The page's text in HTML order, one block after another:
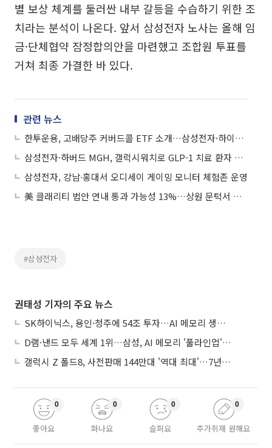
별 보상 체계를 둘러싼 내부 갈등을 수습하기 위한 조
치라는 분석이 나온다. 앞서 삼성전자 노사는 올해 임
금·단체협약 잠정합의안을 마련했고 조합원 투표를
거쳐 최종 가결한 바 있다.
관련 뉴스
한투운용, 고배당주 커버드콜 ETF 소개…삼성전자·하이닉스 편입
삼성전자·하버드 MGH, 갤럭시워치로 GLP-1 치료 환자 추적 연구
삼성전자, 강남∙홍대서 오디세이 게이밍 모니터 체험존 운영
美 클래리티 법안 연내 통과 가능성 13%…상원 문턱서 제동
#삼성전자
권태성 기자의 주요 뉴스
SK하이닉스, 용인·청주에 54조 투자…AI 메모리 생산기지 키운다
D램·낸드 모두 세계 1위…삼성, AI 메모리 '풀라인업'으로 승부
갤럭시 Z 폴드8, 사전판매 144만대 '역대 최대'…7년만에 갤노트10 기록 넘어
좋아요
0
화나요
0
슬퍼요
0
추가취재 원해요
0